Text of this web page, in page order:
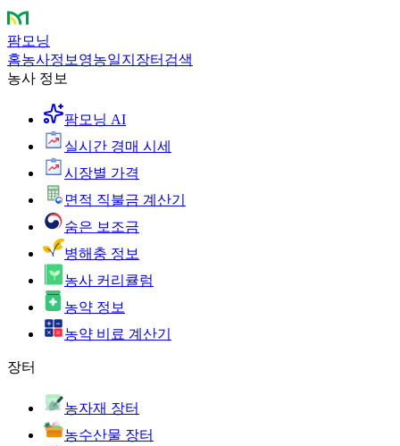
팜모닝
홈농사정보 영농일지 장터 검색
농사 정보
팜모닝 AI
실시간 경매 시세
시장별 가격
면적 직불금 계산기
숨은 보조금
병해충 정보
농사 커리큘럼
농약 정보
농약 비료 계산기
장터
농자재 장터
농수산물 장터